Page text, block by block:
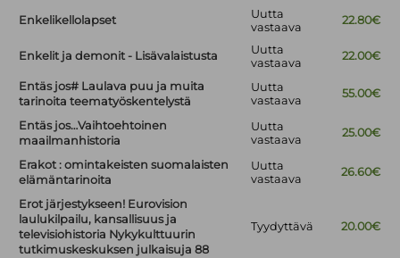
Enkelikellolapset
Uutta
vastaava
22.80€
Enkelit ja demonit - Lisävalaistusta
Uutta
vastaava
22.00€
Entäs jos# Laulava puu ja muita
tarinoita teematyöskentelystä
Uutta
vastaava
55.00€
Entäs jos…Vaihtoehtoinen
maailmanhistoria
Uutta
vastaava
25.00€
Erakot : omintakeisten suomalaisten
elämäntarinoita
Uutta
vastaava
26.60€
Erot järjestykseen! Eurovision
laulukilpailu, kansallisuus ja
televisiohistoria Nykykulttuurin
tutkimuskeskuksen julkaisuja 88
Tyydyttävä 20.00€